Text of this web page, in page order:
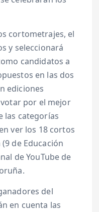
cortometrajes, el
y seleccionará
candidatos a
en las dos
ediciones
por el mejor
las categorías
ver los 18 cortos
de Educación
de YouTube de
del
en cuenta las